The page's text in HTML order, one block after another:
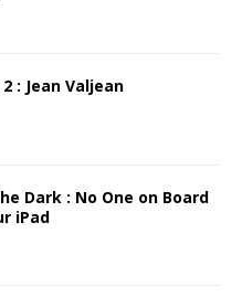
: Jean Valjean
Dark : No One on Board
iPad